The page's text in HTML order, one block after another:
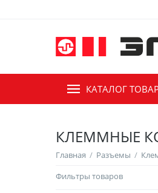
КАТАЛОГ
КЛЕММНЫЕ
Главная / Разъемы /
Фильтры товаров